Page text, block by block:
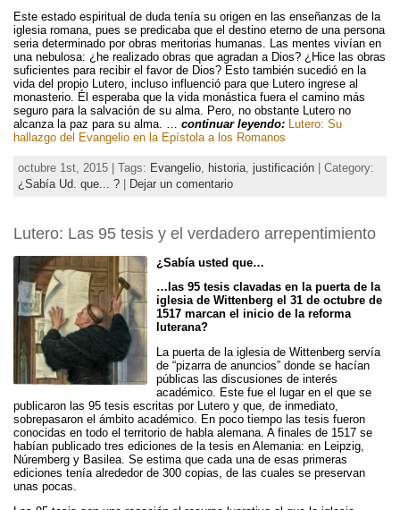
Este estado espiritual de duda tenía su origen en las enseñanzas de la
iglesia romana, pues se predicaba que el destino eterno de una persona
seria determinado por obras meritorias humanas. Las mentes vivían en
una nebulosa: ¿he realizado obras que agradan a Dios? ¿Hice las obras
suficientes para recibir el favor de Dios? Esto también sucedió en la
vida del propio Lutero, incluso influenció para que Lutero ingrese al
monasterio. Él esperaba que la vida monástica fuera el camino más
seguro para la salvación de su alma. Pero, no obstante Lutero no
alcanza la paz para su alma. … continuar leyendo: Lutero: Su
hallazgo del Evangelio en la Epístola a los Romanos
octubre 1st, 2015 | Tags: Evangelio historia justificación | Category:
¿Sabía Ud. que... ?
Dejar un comentario
Lutero: Las 95 tesis y el verdadero arrepentimiento
¿Sabía usted que…
…las 95 tesis clavadas en la puerta de la
iglesia de Wittenberg el 31 de octubre de
1517 marcan el inicio de la reforma
luterana?
La puerta de la iglesia de Wittenberg servía
de “pizarra de anuncios” donde se hacían
públicas las discusiones de interés
académico. Este fue el lugar en el que se
publicaron las 95 tesis escritas por Lutero y que, de inmediato,
sobrepasaron el ámbito académico. En poco tiempo las tesis fueron
conocidas en todo el territorio de habla alemana. A finales de 1517 se
habían publicado tres ediciones de la tesis en Alemania: en Leipzig,
Núremberg y Basilea. Se estima que cada una de esas primeras
ediciones tenía alrededor de 300 copias, de las cuales se preservan
unas pocas.